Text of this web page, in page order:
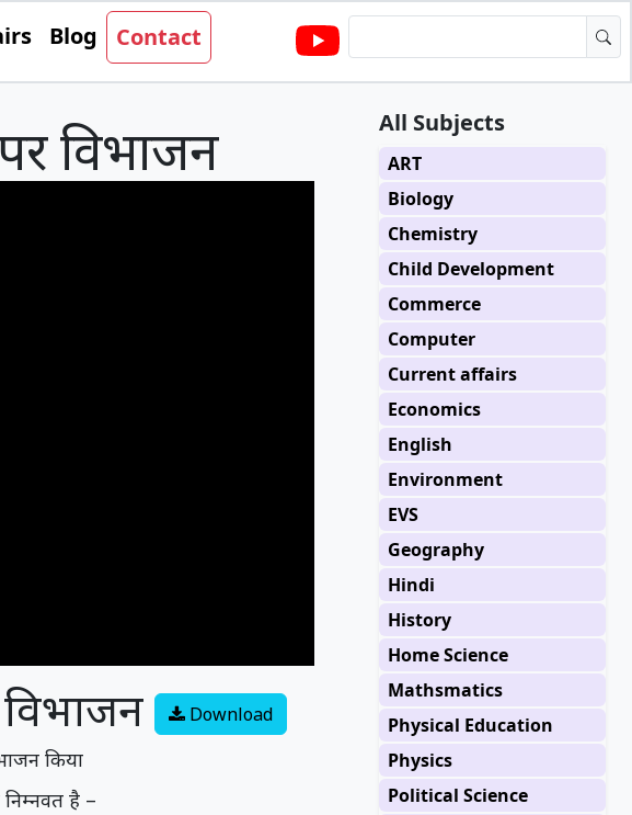
Blog Contact
All Subjects
ART
Biology
Chemistry
Child Development
Commerce
Computer
Current affairs
Economics
English
Environment
EVS
Geography
Hindi
History
Home Science
Mathsmatics
Physical Education
Physics
Political Science
विभाजन
Download
किया
निम्नवत है –